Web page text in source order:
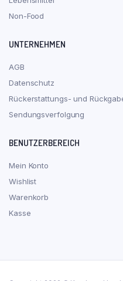
Non-Food
UNTERNEHMEN
AGB
Datenschutz
Rückerstattungs- und
Sendungsverfolgung
BENUTZERBEREICH
Mein Konto
Wishlist
Warenkorb
Kasse